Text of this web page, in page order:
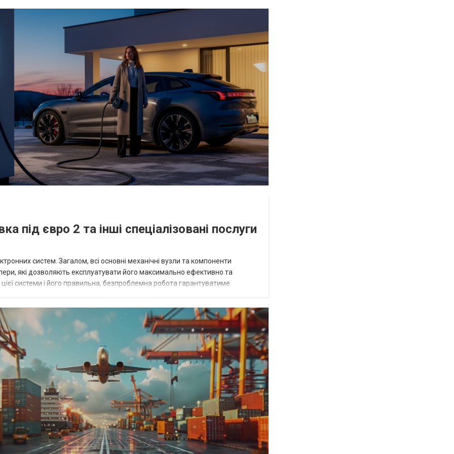
під євро 2 та інші спеціалізовані послуги
систем. Загалом, всі основні механічні вузли та компоненти
які дозволяють експлуатувати його максимально ефективно та
системи і його правильна, безпроблемна робота гарантуватиме